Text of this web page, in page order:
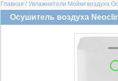
Главная / Увлажнители Мойки воздуха
Осушитель воздуха